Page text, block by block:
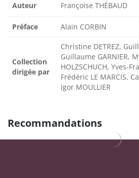
Auteur Françoise THÉBAUD
Préface Alain CORBIN
Collection
dirigée par
Christine DETREZ,
Guillaume GARNIER,
HOLZSCHUCH, Yves-
Frédéric LE MARCIS,
Igor MOULLIER
Recommandations